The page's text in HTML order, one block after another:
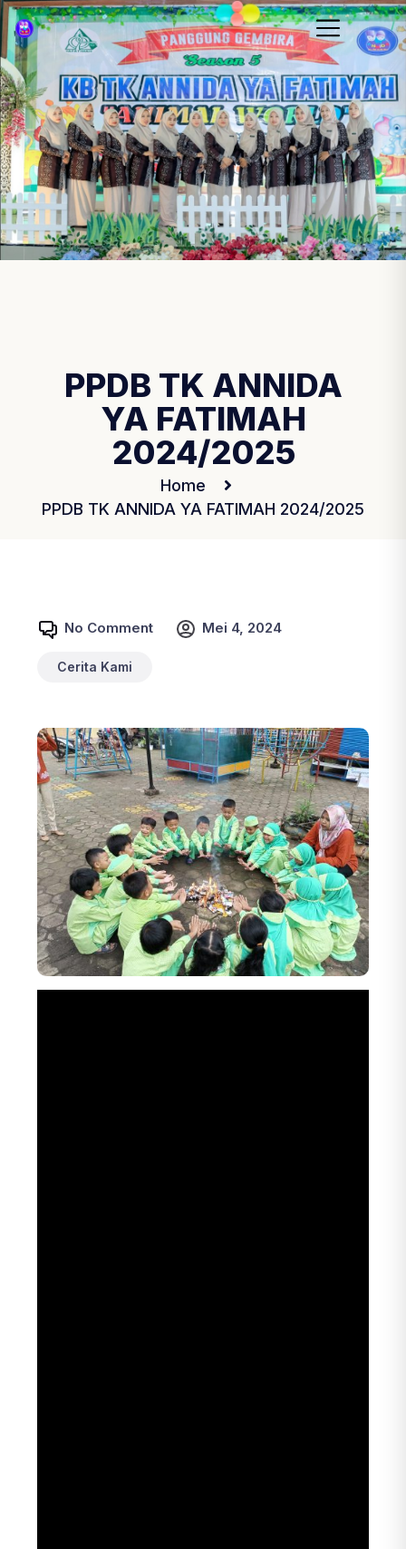
PPDB TK ANNIDA
YA FATIMAH
2024/2025
Home
PPDB TK ANNIDA YA FATIMAH 2024/2025
No Comment Mei 4, 2024
Cerita Kami